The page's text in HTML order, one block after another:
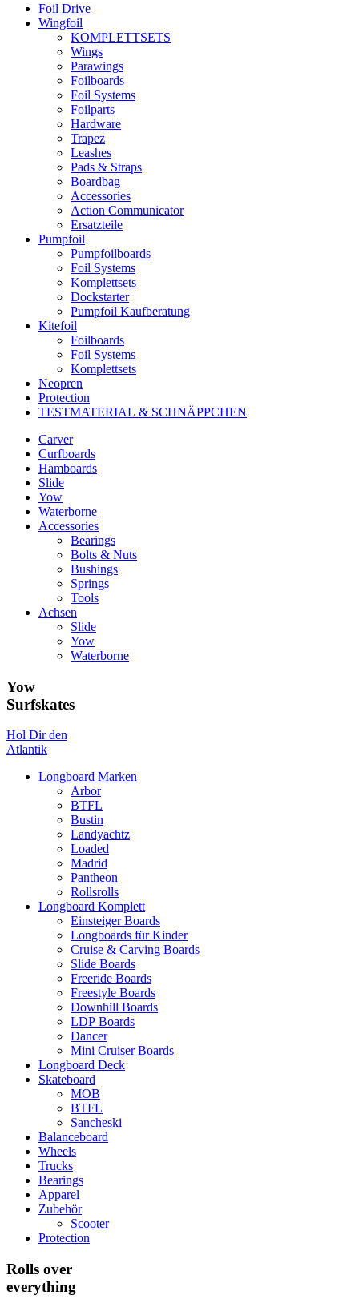
Foil Drive
Wingfoil
KOMPLETTSETS
Wings
Parawings
Foilboards
Foil Systems
Foilparts
Hardware
Trapez
Leashes
Pads & Straps
Boardbag
Accessories
Action Communicator
Ersatzteile
Pumpfoil
Pumpfoilboards
Foil Systems
Komplettsets
Dockstarter
Pumpfoil Kaufberatung
Kitefoil
Foilboards
Foil Systems
Komplettsets
Neopren
Protection
TESTMATERIAL & SCHNÄPPCHEN
Carver
Curfboards
Hamboards
Slide
Yow
Waterborne
Accessories
Bearings
Bolts & Nuts
Bushings
Springs
Tools
Achsen
Slide
Yow
Waterborne
Yow
Surfskates
Hol Dir den
Atlantik
Longboard Marken
Arbor
BTFL
Bustin
Landyachtz
Loaded
Madrid
Pantheon
Rollsrolls
Longboard Komplett
Einsteiger Boards
Longboards für Kinder
Cruise & Carving Boards
Slide Boards
Freeride Boards
Freestyle Boards
Downhill Boards
LDP Boards
Dancer
Mini Cruiser Boards
Longboard Deck
Skateboard
MOB
BTFL
Sancheski
Balanceboard
Wheels
Trucks
Bearings
Apparel
Zubehör
Scooter
Protection
Rolls over
everything